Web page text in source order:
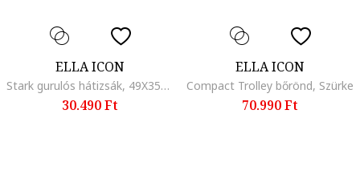
ELLA ICON
Stark gurulós hátizsák, 49X35X23 cm, kék
30.490 Ft
ELLA ICON
Compact Trolley bőrönd, Szürke
70.990 Ft